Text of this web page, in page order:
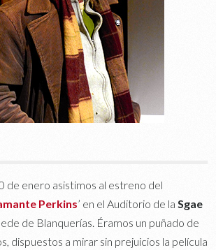
de enero asistimos al estreno del
Perkins’ en el Auditorio de la Sgae
de Blanquerías. Éramos un puñado de
dispuestos a mirar sin prejuicios la película